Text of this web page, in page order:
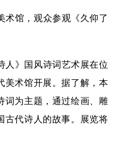
馆，观众参观《久仰了
》国风诗词艺术展在位
美术馆开展。据了解，本
词为主题，通过绘画、雕
古代诗人的故事。展览将